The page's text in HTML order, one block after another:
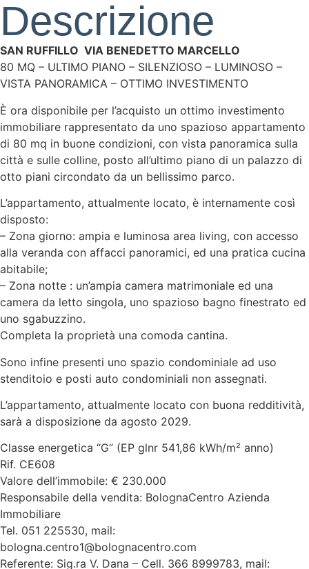
Descrizione
SAN RUFFILLO  VIA BENEDETTO MARCELLO
80 MQ – ULTIMO PIANO – SILENZIOSO – LUMINOSO –
VISTA PANORAMICA – OTTIMO INVESTIMENTO
È ora disponibile per l’acquisto un ottimo investimento
immobiliare rappresentato da uno spazioso appartamento
di 80 mq in buone condizioni, con vista panoramica sulla
città e sulle colline, posto all’ultimo piano di un palazzo di
otto piani circondato da un bellissimo parco.
L’appartamento, attualmente locato, è internamente così
disposto:
– Zona giorno: ampia e luminosa area living, con accesso
alla veranda con affacci panoramici, ed una pratica cucina
abitabile;
– Zona notte : un’ampia camera matrimoniale ed una
camera da letto singola, uno spazioso bagno finestrato ed
uno sgabuzzino.
Completa la proprietà una comoda cantina.
Sono infine presenti uno spazio condominiale ad uso
stenditoio e posti auto condominiali non assegnati.
L’appartamento, attualmente locato con buona redditività,
sarà a disposizione da agosto 2029.
Classe energetica “G” (EP glnr 541,86 kWh/m² anno)
Rif. CE608
Valore dell’immobile: € 230.000
Responsabile della vendita: BolognaCentro Azienda
Immobiliare
Tel. 051 225530, mail:
bologna.centro1@bolognacentro.com
Referente: Sig.ra V. Dana – Cell. 366 8999783, mail: